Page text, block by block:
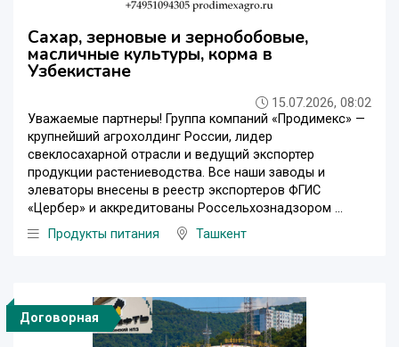
Сахар, зерновые и зернобобовые,
масличные культуры, корма в
Узбекистане
15.07.2026, 08:02
Уважаемые партнеры! Группа компаний «Продимекс» —
крупнейший агрохолдинг России, лидер
свеклосахарной отрасли и ведущий экспортер
продукции растениеводства. Все наши заводы и
элеваторы внесены в реестр экспортеров ФГИС
«Цербер» и аккредитованы Россельхознадзором ...
Продукты питания
Ташкент
Договорная